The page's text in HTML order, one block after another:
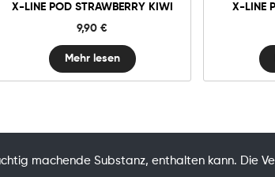
X-LINE POD STRAWBERRY KIWI
9,90€
Mehr lesen
X-LINE
machende Substanz, enthalten kann. Die